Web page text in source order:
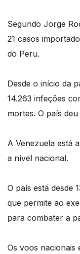
Segundo Jorge
21 casos
do Peru.
Desde o início da
14.263 infeções
mortes. O país
A Venezuela está
a nível nacional.
O país está desde
que permite ao
para combater a
Os voos nacionais